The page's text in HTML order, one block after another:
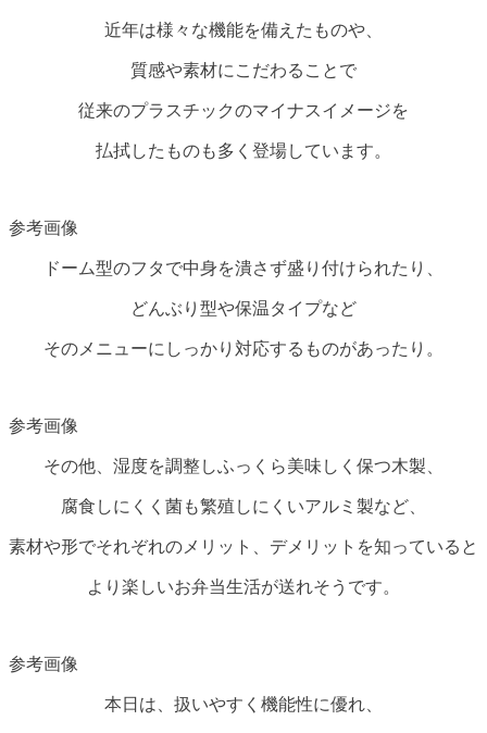
近年は様々な機能を備えたものや、
質感や素材にこだわることで
従来のプラスチックのマイナスイメージを
払拭したものも多く登場しています。
参考画像
ドーム型のフタで中身を潰さず盛り付けられたり、
どんぶり型や保温タイプなど
そのメニューにしっかり対応するものがあったり。
参考画像
その他、湿度を調整しふっくら美味しく保つ木製、
腐食しにくく菌も繁殖しにくいアルミ製など、
素材や形でそれぞれのメリット、デメリットを知っていると
より楽しいお弁当生活が送れそうです。
参考画像
本日は、扱いやすく機能性に優れ、